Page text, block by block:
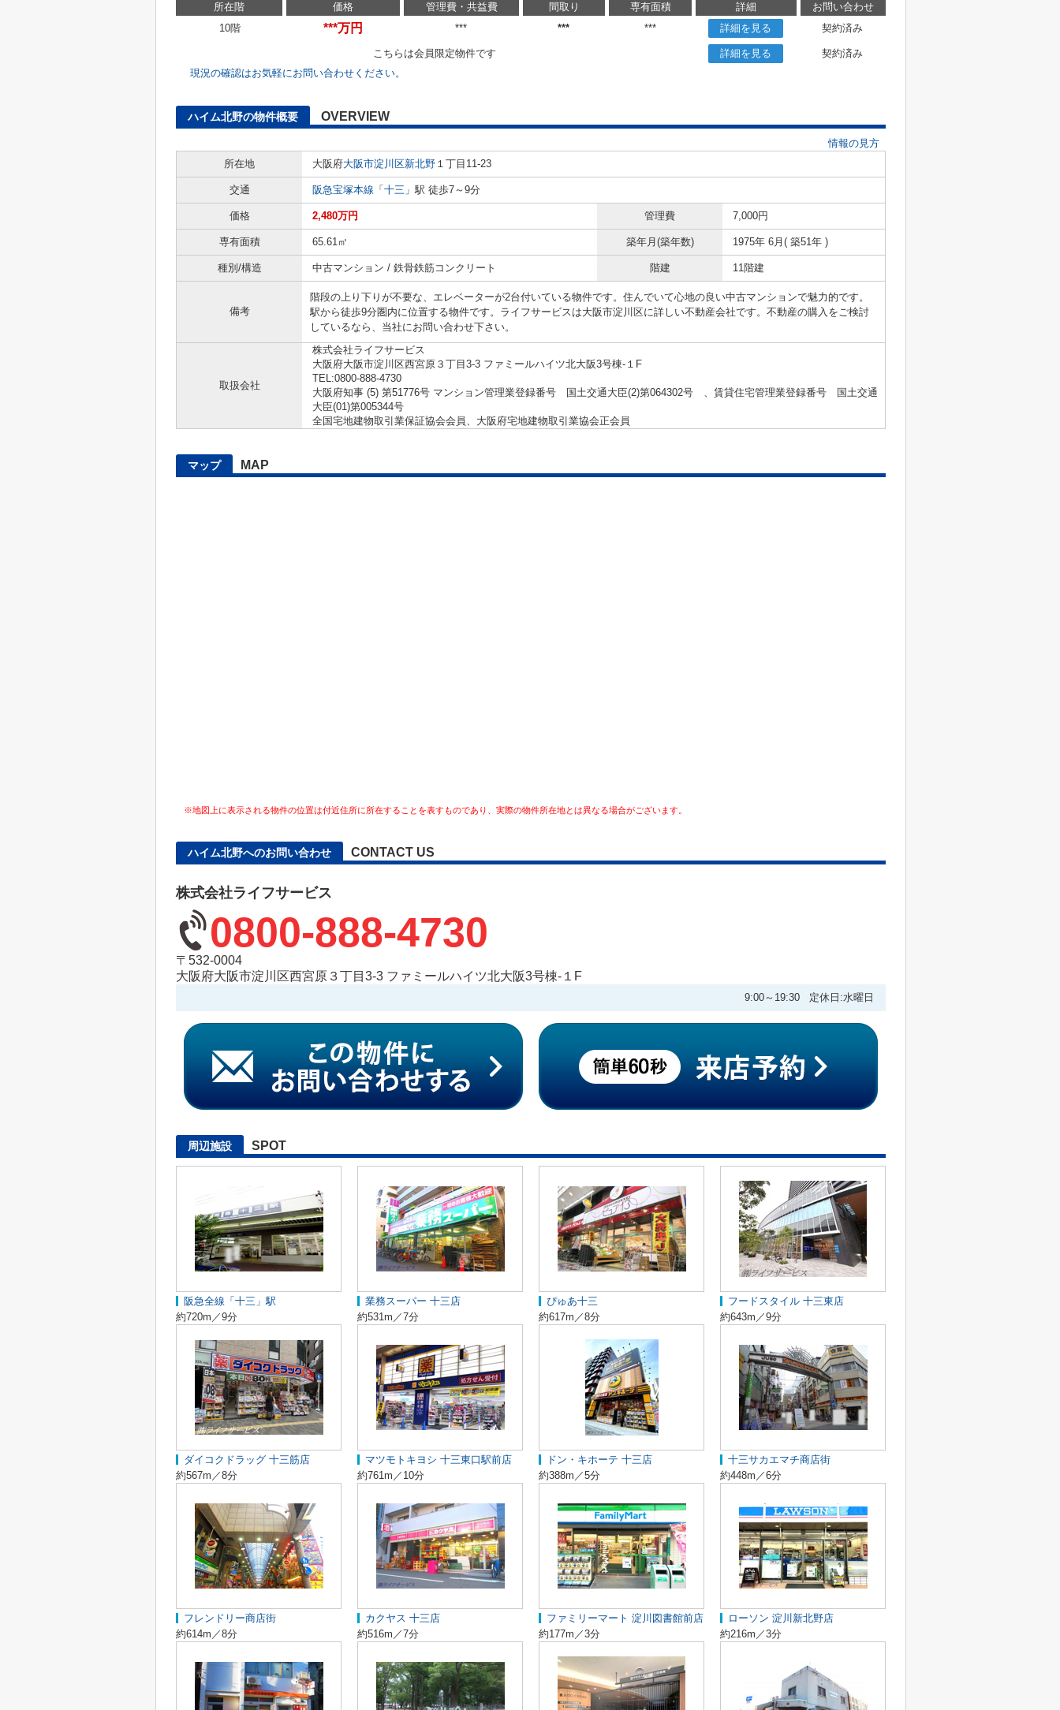
所在階 価格 管理費・共益費 間取り 専有面積 詳細
お問い合わせ
10階
***万円 *** *** *** 詳細を見る 契約済み
こちらは会員限定物件です 詳細を見る
契約済み
現況の確認はお気軽にお問い合わせください。
ハイム北野の物件概要 OVERVIEW
情報の見方
所在地
大阪府大阪市淀川区新北野 １丁目11-23
交通 阪急宝塚本線 「 十三 」駅 徒歩7～9分
価格 2,480万円 管理費 7,000円
専有面積 65.61㎡ 築年月(築年数) 1975年 6月( 築51年 )
種別/構造 中古マンション / 鉄骨鉄筋コンクリート 階建 11階建
備考
階段の上り下りが不要な、エレベーターが2台付いている物件です。住んでいて心地の良い中古マンションで魅力的です。
駅から徒歩9分圏内に位置する物件です。ライフサービスは大阪市淀川区に詳しい不動産会社です。不動産の購入をご検討
しているなら、当社にお問い合わせ下さい。
取扱会社
株式会社ライフサービス
大阪府大阪市淀川区西宮原３丁目3-3 ファミールハイツ北大阪3号棟-１F
TEL:0800-888-4730
大阪府知事 (5) 第51776号 マンション管理業登録番号 国土交通大臣(2)第064302号 、賃貸住宅管理業登録番号 国土交通
大臣(01)第005344号
全国宅地建物取引業保証協会会員、大阪府宅地建物取引業協会正会員
マップ MAP
※地図上に表示される物件の位置は付近住所に所在することを表すものであり、実際の物件所在地とは異なる場合がございます。
ハイム北野へのお問い合わせ CONTACT US
株式会社ライフサービス
0800-888-4730
〒532-0004
大阪府大阪市淀川区西宮原３丁目3-3 ファミールハイツ北大阪3号棟-１F
9:00～19:30 定休日:水曜日
周辺施設 SPOT
阪急全線「十三」駅
約720m／9分
業務スーパー 十三店
約531m／7分
ぴゅあ十三
約617m／8分
フードスタイル 十三東店
約643m／9分
ダイコクドラッグ 十三筋店
約567m／8分
マツモトキヨシ 十三東口駅前店
約761m／10分
ドン・キホーテ 十三店
約388m／5分
十三サカエマチ商店街
約448m／6分
フレンドリー商店街
約614m／8分
カクヤス 十三店
約516m／7分
ファミリーマート 淀川図書館前店
約177m／3分
ローソン 淀川新北野店
約216m／3分